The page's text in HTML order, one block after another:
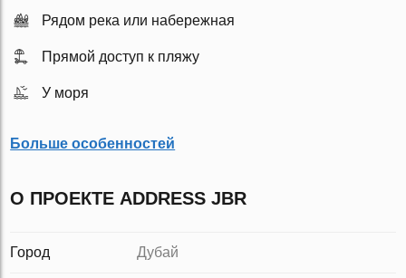
Рядом река или набережная
Прямой доступ к пляжу
У моря
Больше особенностей
О ПРОЕКТЕ ADDRESS JBR
Город Дубай